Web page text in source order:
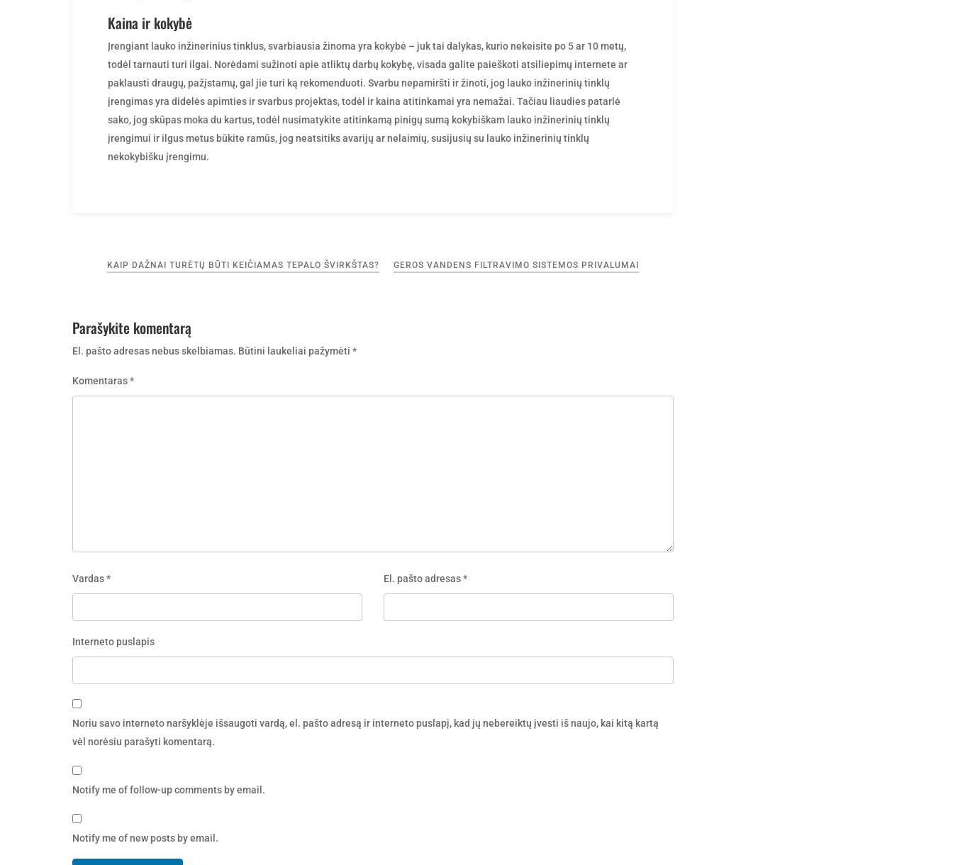
Kaina ir kokybė
Įrengiant lauko inžinerinius tinklus, svarbiausia žinoma yra kokybė – juk tai dalykas, kurio nekeisite po 5 ar 10 metų,
todėl tarnauti turi ilgai. Norėdami sužinoti apie atliktų darbų kokybę, visada galite paieškoti atsiliepimų internete ar
paklausti draugų, pažįstamų, gal jie turi ką rekomenduoti. Svarbu nepamiršti ir žinoti, jog lauko inžinerinių tinklų
įrengimas yra didelės apimties ir svarbus projektas, todėl ir kaina atitinkamai yra nemažai. Tačiau liaudies patarlė
sako, jog skūpas moka du kartus, todėl nusimatykite atitinkamą pinigų sumą kokybiškam lauko inžinerinių tinklų
įrengimui ir ilgus metus būkite ramūs, jog neatsitiks avarijų ar nelaimių, susijusių su lauko inžinerinių tinklų
nekokybišku įrengimu.
NavigacijaKAIP DAŽNAI TURĖTŲ BŪTI KEIČIAMAS TEPALO ŠVIRKŠTAS? GEROS VANDENS FILTRAVIMO SISTEMOS PRIVALUMAI
Parašykite komentarą
El. pašto adresas nebus skelbiamas. Būtini laukeliai pažymėti *
Komentaras*
Vardas* El. pašto adresas*
Interneto puslapis
Noriu savo interneto naršyklėje išsaugoti vardą, el. pašto adresą ir interneto puslapį, kad jų nebereiktų įvesti iš naujo, kai kitą kartą
vėl norėsiu parašyti komentarą.
Notify me of follow-up comments by email.
Notify me of new posts by email.